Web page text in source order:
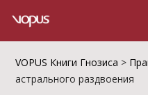
VOPUS Книги Гнозиса >
астрального раздвоения